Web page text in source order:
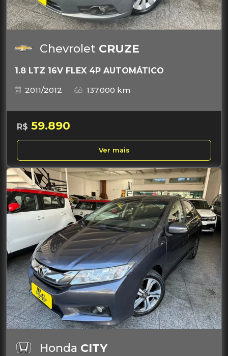
Chevrolet CRUZE
1.8 LTZ 16V FLEX 4P AUTOMÁTICO
2011/2012
137.000 km
R$ 59.890
Ver mais
Honda CITY